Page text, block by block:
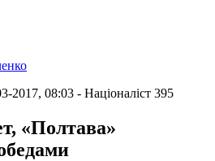
2017, 08:03 - Націоналіст 395
«Полтава»